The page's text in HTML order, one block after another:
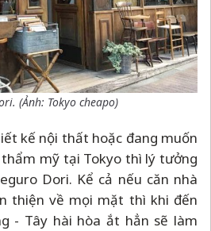
(Ảnh: Tokyo cheapo)
kế nội thất hoặc đang muốn
mỹ tại Tokyo thì lý tưởng
Dori. Kể cả nếu căn nhà
thiện về mọi mặt thì khi đến
- Tây hài hòa ắt hẳn sẽ làm